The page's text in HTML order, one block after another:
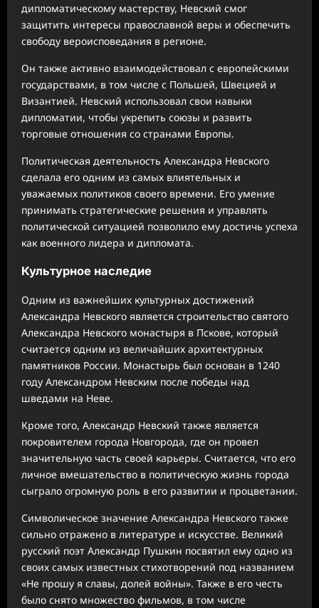
дипломатическому мастерству, Невский смог
защитить интересы православной веры и обеспечить
свободу вероисповедания в регионе.
Он также активно взаимодействовал с европейскими
государствами, в том числе с Польшей, Швецией и
Византией. Невский использовал свои навыки
дипломатии, чтобы укрепить союзы и развить
торговые отношения со странами Европы.
Политическая деятельность Александра Невского
сделала его одним из самых влиятельных и
уважаемых политиков своего времени. Его умение
принимать стратегические решения и управлять
политической ситуацией позволило ему достичь успеха
как военного лидера и дипломата.
Культурное наследие
Одним из важнейших культурных достижений
Александра Невского является строительство святого
Александра Невского монастыря в Пскове, который
считается одним из величайших архитектурных
памятников России. Монастырь был основан в 1240
году Александром Невским после победы над
шведами на Неве.
Кроме того, Александр Невский также является
покровителем города Новгорода, где он провел
значительную часть своей карьеры. Считается, что его
личное вмешательство в политическую жизнь города
сыграло огромную роль в его развитии и процветании.
Символическое значение Александра Невского также
сильно отражено в литературе и искусстве. Великий
русский поэт Александр Пушкин посвятил ему одно из
своих самых известных стихотворений под названием
«Не прошу я славы, долей войны». Также в его честь
было снято множество фильмов, в том числе